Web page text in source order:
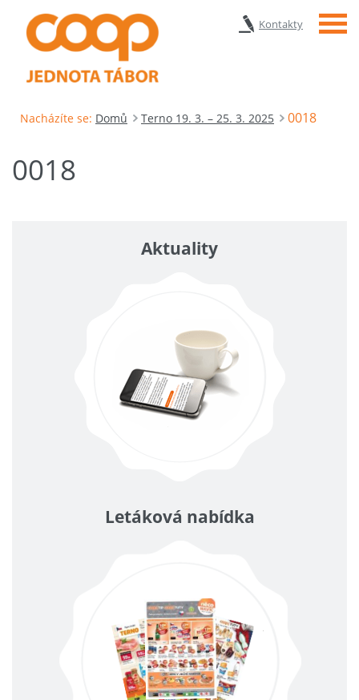
Kontakty Menu
Nacházíte se: Domů Terno 19. 3. – 25. 3. 2025 0018
0018
Aktuality
Letáková nabídka